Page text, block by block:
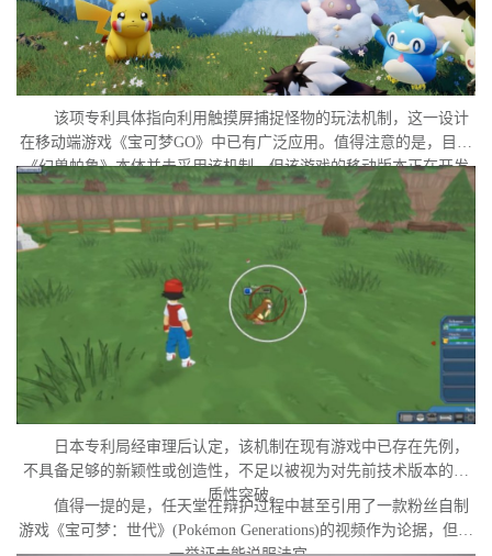
该项专利具体指向利用触摸屏捕捉怪物的玩法机制，这一设计
在移动端游戏《宝可梦GO》中已有广泛应用。值得注意的是，目前
《幻兽帕鲁》本体并未采用该机制，但该游戏的移动版本正在开发
中。外界普遍认为，这很可能是任天堂在当前时间点针对此项专利
发起诉讼的直接原因。
日本专利局经审理后认定，该机制在现有游戏中已存在先例，
不具备足够的新颖性或创造性，不足以被视为对先前技术版本的实
质性突破。
值得一提的是，任天堂在辩护过程中甚至引用了一款粉丝自制
游戏《宝可梦：世代》(Pokémon Generations)的视频作为论据，但这